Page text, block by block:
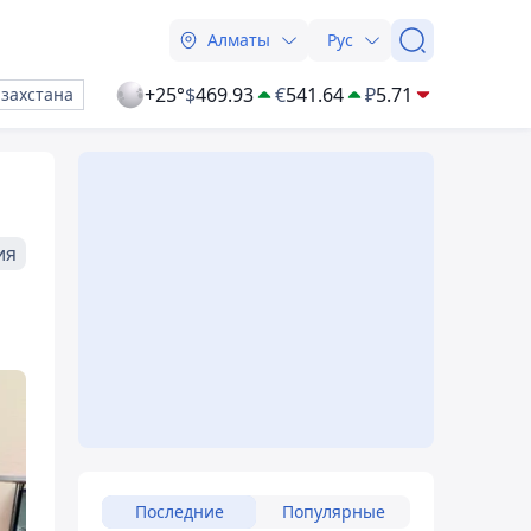
Алматы Рус
+25°$469.93 €541.64 ₽5.71
Последние Популярные